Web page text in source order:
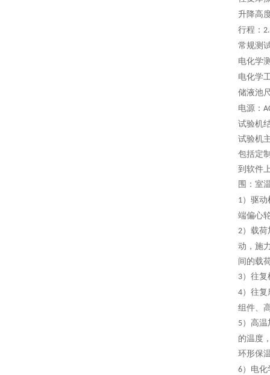
升降高
行程：
常规测
电化学
电化学
储液池
电源：
试验机
试验机
包括定
到软件
围：室
1）驱
端偏心
2）载
动，施
间的载
3）往
4）往
组件、
5）高
的温度
环形保
6）电